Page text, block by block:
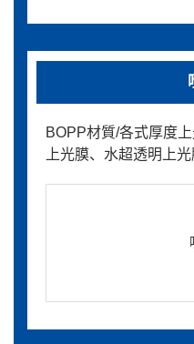
BOPP材質/各式厚度
上光膜、水超透明上